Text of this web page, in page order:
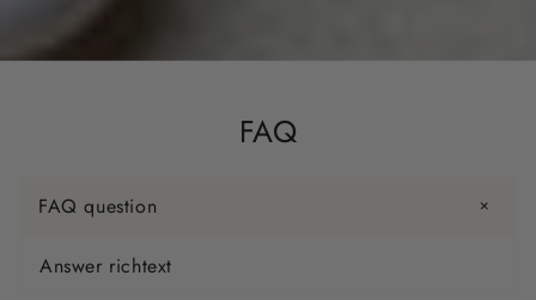
FAQ
FAQ question
Answer richtext